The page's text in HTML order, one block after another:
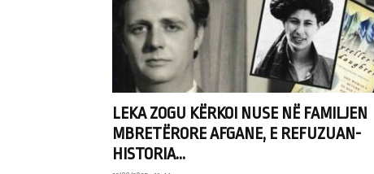
LEKA ZOGU KËRKOI NUSE NË FAMILJEN
MBRETËRORE AFGANE, E REFUZUAN-
HISTORIA...